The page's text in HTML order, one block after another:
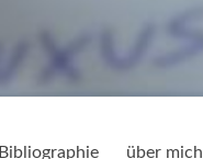
Bibliographie über mich